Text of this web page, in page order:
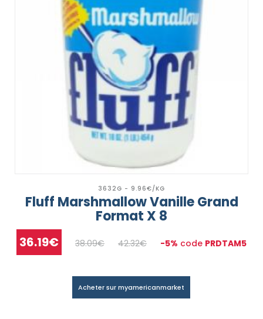
3632G - 9.96€/KG
Fluff Marshmallow Vanille Grand
Format X 8
36.19€ 38.09€ 42.32€ -5% code PRDTAM5
Acheter sur myamericanmarket